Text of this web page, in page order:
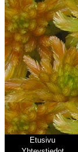
Etusivu